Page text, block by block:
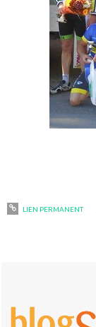
LIEN PERMANENT